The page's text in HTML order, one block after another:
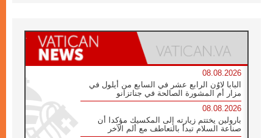
08.08.2026
البابا لاوُن الرابع عشر في السابع من أيلول في
مزار أم المشورة الصالحة في جناتزانو
08.08.2026
بارولين يختتم زيارته إلى المكسيك مؤكدا أن
صناعة السلام تبدأ بالتعاطف مع ألم الآخر